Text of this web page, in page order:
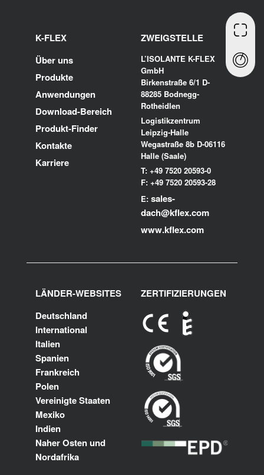
K-FLEX
Über uns
Produkte
Anwendungen
Download-Bereich
Produkt-Finder
Kontakte
Karriere
ZWEIGSTELLE
L’ISOLANTE K-FLEX
GmbH
Birkenstraße 6/1 D-
88285 Bodnegg-
Rotheidlen
Logistikzentrum
Leipzig-Halle
Wegastraße 8b D-06116
Halle (Saale)
T: +49 7520 20593-0
F: +49 7520 20593-28
E: sales-
dach@kflex.com
www.kflex.com
LÄNDER-WEBSITES
Deutschland
International
Italien
Spanien
Frankreich
Polen
Vereinigte Staaten
Mexiko
Indien
Naher Osten und
Nordafrika
ZERTIFIZIERUNGEN